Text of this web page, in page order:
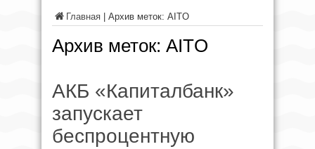
Главная Архив меток: AITO
Архив меток: AITO
АКБ «Капиталбанк»
запускает
беспроцентную